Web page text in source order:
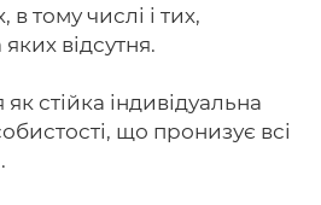
в тому числі і тих,
відсутня.
стійка індивідуальна
що пронизує всі
Вхiд